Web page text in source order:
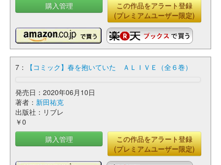
購入管理
この作品をアラート登録
(プレミアムユーザー限定)
7： 【コミック】春を抱いていた ＡＬＩＶＥ（全６巻）
発売日：2020年06月10日
著者： 新田祐克
出版社：リブレ
￥0
購入管理
この作品をアラート登録
(プレミアムユーザー限定)